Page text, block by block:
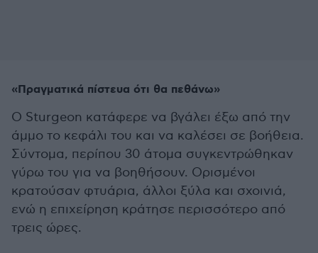
«Πραγματικά πίστευα ότι θα πεθάνω»
Ο Sturgeon κατάφερε να βγάλει έξω από την
άμμο το κεφάλι του και να καλέσει σε βοήθεια.
Σύντομα, περίπου 30 άτομα συγκεντρώθηκαν
γύρω του για να βοηθήσουν. Ορισμένοι
κρατούσαν φτυάρια, άλλοι ξύλα και σχοινιά,
ενώ η επιχείρηση κράτησε περισσότερο από
τρεις ώρες.